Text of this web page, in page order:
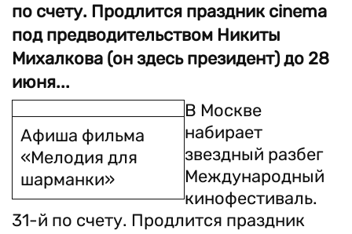
по счету. Продлится праздник cinema
под предводительством Никиты
Михалкова (он здесь президент) до 28
июня...
Афиша фильма
«Мелодия для
шарманки»
В Москве
набирает
звездный разбег
Международный
кинофестиваль.
31-й по счету. Продлится праздник